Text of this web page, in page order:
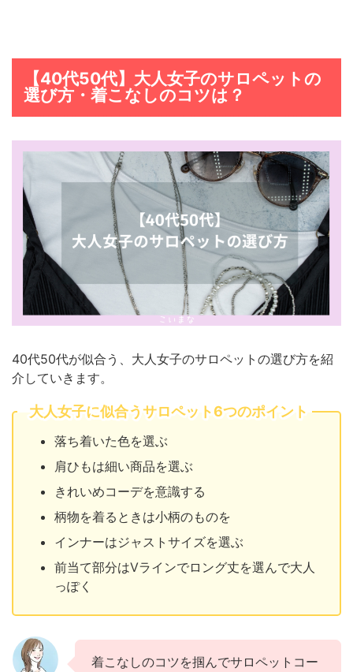
【40代50代】大人女子のサロペットの
選び方・着こなしのコツは？
40代50代が似合う、大人女子のサロペットの選び方を紹
介していきます。
大人女子に似合うサロペット6つのポイント
落ち着いた色を選ぶ
肩ひもは細い商品を選ぶ
きれいめコーデを意識する
柄物を着るときは小柄のものを
インナーはジャストサイズを選ぶ
前当て部分はVラインでロング丈を選んで大人
っぽく
着こなしのコツを掴んでサロペットコー